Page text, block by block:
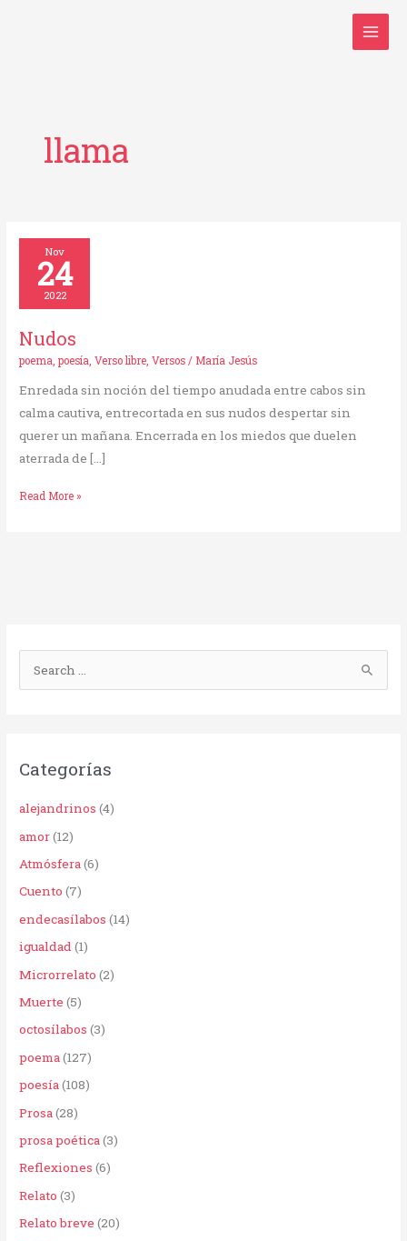
llama
Nov
24
2022
Nudos
poema,poesía,Verso libre,Versos / María Jesús
Enredada sin noción del tiempo anudada entre cabos sin
calma cautiva, entrecortada en sus nudos despertar sin
querer un mañana. Encerrada en los miedos que duelen
aterrada de […]
Nudos
Read More »
a
o
r
:
Categorías
alejandrinos (4)
amor(12)
Atmósfera(6)
Cuento (7)
endecasílabos (14)
igualdad(1)
Microrrelato (2)
Muerte (5)
octosílabos (3)
poema(127)
poesía(108)
Prosa(28)
prosa poética(3)
Reflexiones (6)
Relato (3)
Relato breve (20)